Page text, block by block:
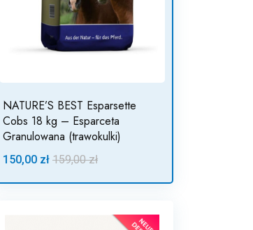
NATURE’S BEST Esparsette
Cobs 18 kg – Esparceta
Granulowana (trawokulki)
150,00 zł 159,00 zł